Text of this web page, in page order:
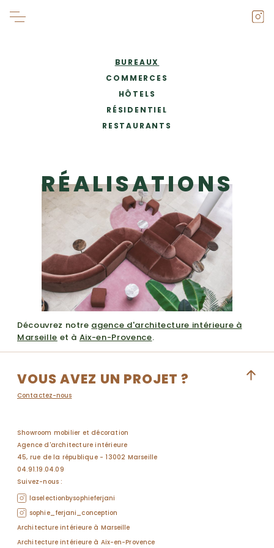
BUREAUX
COMMERCES
HÔTELS
RÉSIDENTIEL
RESTAURANTS
RÉALISATIONS
BUREAUX
UNE ODE À LA
Découvrez notre agence d'architecture intérieure à
Marseille et à Aix-en-Provence.
VOUS AVEZ UN PROJET ?
Contactez-nous
Showroom mobilier et décoration
Agence d'architecture intérieure
45, rue de la république - 13002 Marseille
04.91.19.04.09
Suivez-nous :
laselectionbysophieferjani
sophie_ferjani_conception
Architecture intérieure à Marseille
Architecture intérieure à Aix-en-Provence